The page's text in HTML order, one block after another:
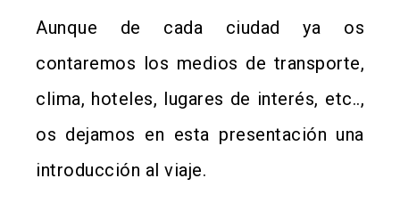
Aunque de cada ciudad ya os
contaremos los medios de transporte,
clima, hoteles, lugares de interés, etc..,
os dejamos en esta presentación una
introducción al viaje.